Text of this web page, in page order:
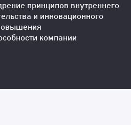
принципов внутреннего
и инновационного
компании